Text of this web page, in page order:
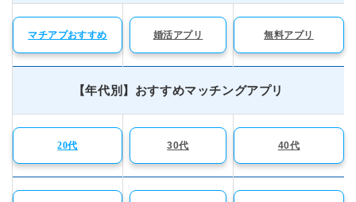
マチアプおすすめ 婚活アプリ 無料アプリ
【年代別】おすすめマッチングアプリ
20代 30代 40代